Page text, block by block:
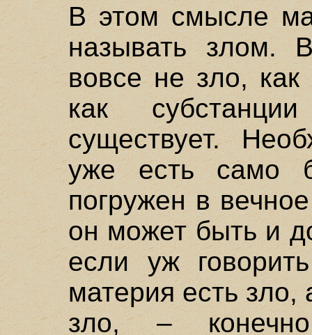
В этом смысле
называть злом.
вовсе не зло,
как
существует.
уже есть само
погружен в
он может быть и
если уж
материя есть
зло, –